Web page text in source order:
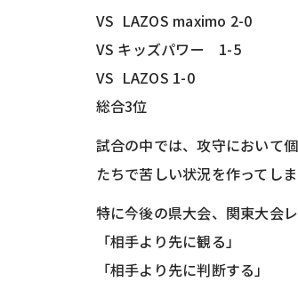
VS LAZOS maximo 2-0
VS キッズパワー 1-5
VS LAZOS 1-0
総合3位
試合の中では、攻守において
たちで苦しい状況を作ってし
特に今後の県大会、関東大会レ
「相手より先に観る」
「相手より先に判断する」